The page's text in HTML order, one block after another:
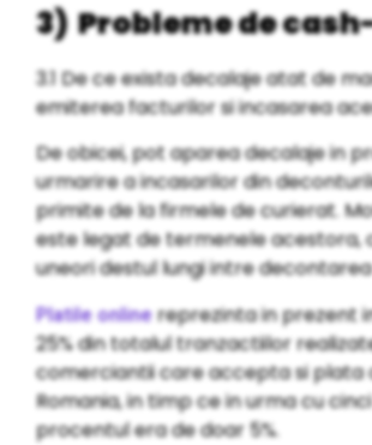
3) Probleme de
3.1 De ce exista decalaje atat de
emiterea facturilor si incasarea
De obicei, pot aparea decalaje in
urmarire a incasarilor din
primite de la firmele de curierat.
este legat de termenele acestora,
uneori destul lungi intre
Platile onlinereprezinta in prezent
25% din totalul tranzactiilor
comerciantii care accepta si plata
Romania, in timp ce in urma cu
procentul era de doar 5%.